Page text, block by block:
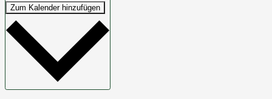
Zum Kalender hinzufügen